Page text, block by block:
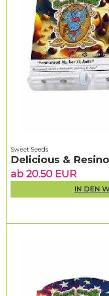
Sweet Seeds
Delicious &
ab 20.50 EUR
IN DEN